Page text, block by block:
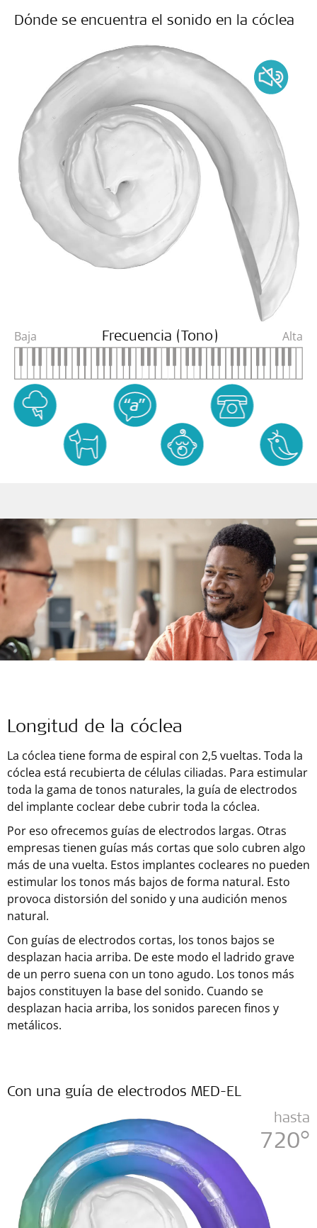
Dónde se encuentra el sonido en la cóclea
Baja Frecuencia (Tono) Alta
Longitud de la cóclea
La cóclea tiene forma de espiral con 2,5 vueltas. Toda la
cóclea está recubierta de células ciliadas. Para estimular
toda la gama de tonos naturales, la guía de electrodos
del implante coclear debe cubrir toda la cóclea.
Por eso ofrecemos guías de electrodos largas. Otras
empresas tienen guías más cortas que solo cubren algo
más de una vuelta. Estos implantes cocleares no pueden
estimular los tonos más bajos de forma natural. Esto
provoca distorsión del sonido y una audición menos
natural.
Con guías de electrodos cortas, los tonos bajos se
desplazan hacia arriba. De este modo el ladrido grave
de un perro suena con un tono agudo. Los tonos más
bajos constituyen la base del sonido. Cuando se
desplazan hacia arriba, los sonidos parecen finos y
metálicos.
Con una guía de electrodos MED-EL
hasta
720°